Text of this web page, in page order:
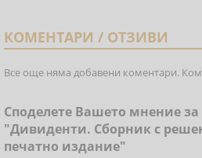
КОМЕНТАРИ / ОТЗИВИ
Все още няма добавени коментари.
Споделете Вашето мнение за
"Дивиденти. Сборник с
печатно издание"